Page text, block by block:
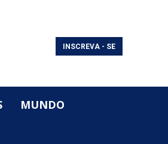
INSCREVA - SE
MUNDO